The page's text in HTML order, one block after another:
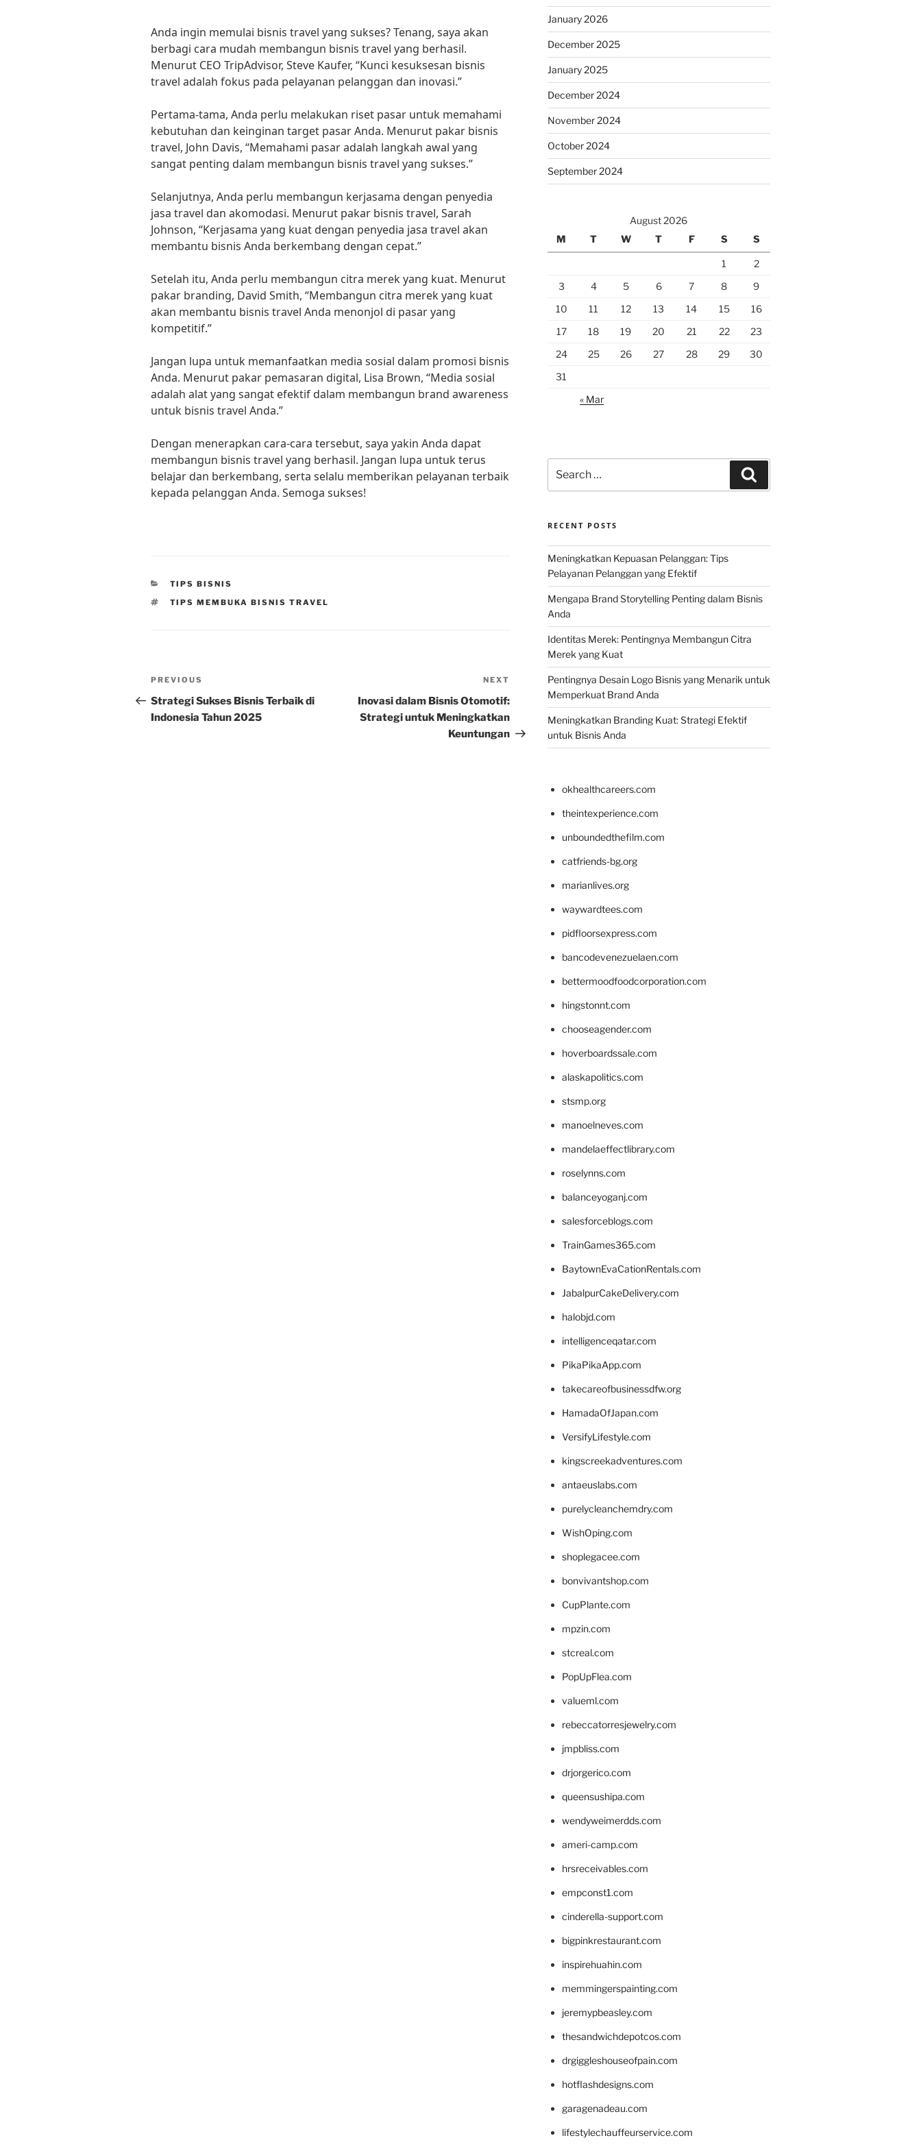
Anda ingin memulai bisnis travel yang sukses? Tenang, saya akan
berbagi cara mudah membangun bisnis travel yang berhasil.
Menurut CEO TripAdvisor, Steve Kaufer, “Kunci kesuksesan bisnis
travel adalah fokus pada pelayanan pelanggan dan inovasi.”
Pertama-tama, Anda perlu melakukan riset pasar untuk memahami
kebutuhan dan keinginan target pasar Anda. Menurut pakar bisnis
travel, John Davis, “Memahami pasar adalah langkah awal yang
sangat penting dalam membangun bisnis travel yang sukses.”
Selanjutnya, Anda perlu membangun kerjasama dengan penyedia
jasa travel dan akomodasi. Menurut pakar bisnis travel, Sarah
Johnson, “Kerjasama yang kuat dengan penyedia jasa travel akan
membantu bisnis Anda berkembang dengan cepat.”
Setelah itu, Anda perlu membangun citra merek yang kuat. Menurut
pakar branding, David Smith, “Membangun citra merek yang kuat
akan membantu bisnis travel Anda menonjol di pasar yang
kompetitif.”
Jangan lupa untuk memanfaatkan media sosial dalam promosi bisnis
Anda. Menurut pakar pemasaran digital, Lisa Brown, “Media sosial
adalah alat yang sangat efektif dalam membangun brand awareness
untuk bisnis travel Anda.”
Dengan menerapkan cara-cara tersebut, saya yakin Anda dapat
membangun bisnis travel yang berhasil. Jangan lupa untuk terus
belajar dan berkembang, serta selalu memberikan pelayanan terbaik
kepada pelanggan Anda. Semoga sukses!
CATEGORIES
TIPS BISNIS
TAGS
TIPS MEMBUKA BISNIS TRAVEL
Post
navigation
Previous
Post
PREVIOUS
Strategi Sukses Bisnis Terbaik di
Indonesia Tahun 2025
Post
NEXT
Inovasi dalam Bisnis Otomotif:
Strategi untuk Meningkatkan
Keuntungan
January 2026
December 2025
January 2025
December 2024
November 2024
October 2024
September 2024
August 2026
M
T W T F S S
1
2
3
4 5 6 7 8
9
10
11 12 13 14 15
16
17
18 19 20 21 22
23
24
25 26 27 28 29
30
31
« Mar
for:
RECENT POSTS
Meningkatkan Kepuasan Pelanggan: Tips
Pelayanan Pelanggan yang Efektif
Mengapa Brand Storytelling Penting dalam Bisnis
Anda
Identitas Merek: Pentingnya Membangun Citra
Merek yang Kuat
Pentingnya Desain Logo Bisnis yang Menarik untuk
Memperkuat Brand Anda
Meningkatkan Branding Kuat: Strategi Efektif
untuk Bisnis Anda
okhealthcareers.com
theintexperience.com
unboundedthefilm.com
catfriends-bg.org
marianlives.org
waywardtees.com
pidfloorsexpress.com
bancodevenezuelaen.com
bettermoodfoodcorporation.com
hingstonnt.com
chooseagender.com
hoverboardssale.com
alaskapolitics.com
stsmp.org
manoelneves.com
mandelaeffectlibrary.com
roselynns.com
balanceyoganj.com
salesforceblogs.com
TrainGames365.com
BaytownEvaCationRentals.com
JabalpurCakeDelivery.com
halobjd.com
intelligenceqatar.com
PikaPikaApp.com
takecareofbusinessdfw.org
HamadaOfJapan.com
VersifyLifestyle.com
kingscreekadventures.com
antaeuslabs.com
purelycleanchemdry.com
WishOping.com
shoplegacee.com
bonvivantshop.com
CupPlante.com
mpzin.com
stcreal.com
PopUpFlea.com
valueml.com
rebeccatorresjewelry.com
jmpbliss.com
drjorgerico.com
queensushipa.com
wendyweimerdds.com
ameri-camp.com
hrsreceivables.com
empconst1.com
cinderella-support.com
bigpinkrestaurant.com
inspirehuahin.com
memmingerspainting.com
jeremypbeasley.com
thesandwichdepotcos.com
drgiggleshouseofpain.com
hotflashdesigns.com
garagenadeau.com
lifestylechauffeurservice.com